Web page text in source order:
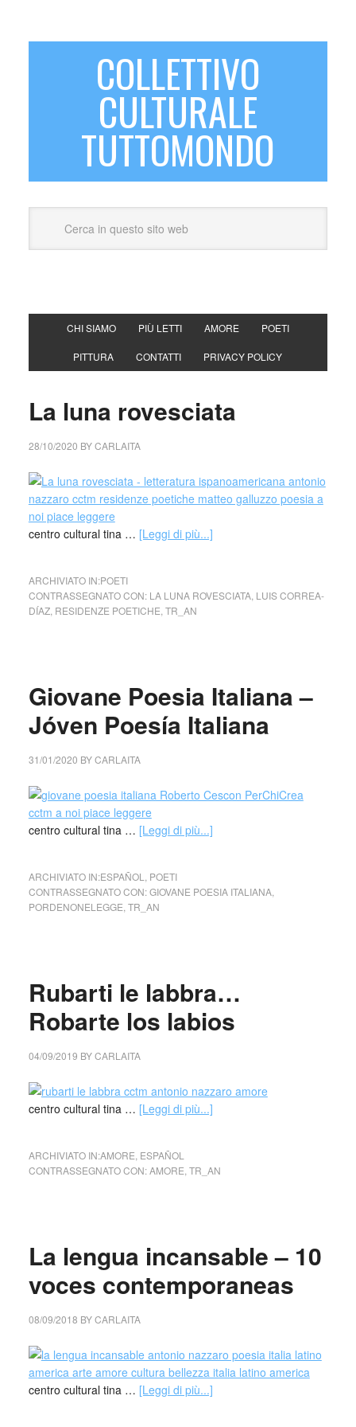
COLLETTIVO
CULTURALE
TUTTOMONDO
CHI SIAMO PIÙ LETTI AMORE POETI
PITTURA CONTATTI PRIVACY POLICY
La luna rovesciata
28/10/2020 BYCARLAITA
centro cultural tina … [Leggi di più...]
ARCHIVIATO IN:POETI
CONTRASSEGNATO CON: LA LUNA ROVESCIATA, LUIS CORREA-
DÍAZ, RESIDENZE POETICHE TR_AN
Giovane Poesia Italiana –
Jóven Poesía Italiana
31/01/2020 BYCARLAITA
centro cultural tina … [Leggi di più...]
ARCHIVIATO IN:ESPAÑOL
POETI
CONTRASSEGNATO CON:GIOVANE POESIA ITALIANA,
PORDENONELEGGE TR_AN
Rubarti le labbra…
Robarte los labios
04/09/2019 BYCARLAITA
centro cultural tina … [Leggi di più...]
ARCHIVIATO IN:AMORE ESPAÑOL
CONTRASSEGNATO CON:AMORE TR_AN
La lengua incansable – 10
voces contemporaneas
08/09/2018 BYCARLAITA
centro cultural tina … [Leggi di più...]